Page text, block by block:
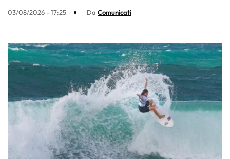
03/08/2026 - 17:25 Da Comunicati